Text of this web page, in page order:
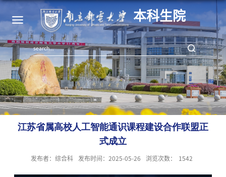
本科生院
江苏省属高校人工智能通识课程建设合作联盟正
式成立
发布者：综合科 发布时间：2025-05-26 浏览次数： 1542